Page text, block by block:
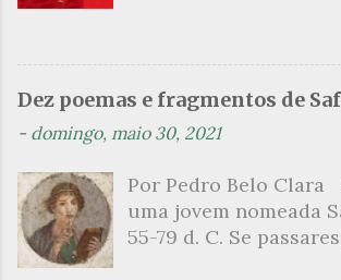
que mergulharam
psicanalítico e
a partir dessa
apresenta um
nos quais os
desnudam, livros que
Dez poemas e fragmentos de
- domingo, maio 30, 2021
Por Pedro Belo Clara
uma jovem nomeada
55-79 d. C. Se